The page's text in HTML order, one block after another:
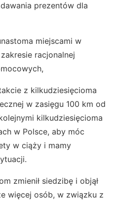
prezentów dla
miejscami w
racjonalnej
z kilkudziesięcioma
w zasięgu 100 km od
kilkudziesięcioma
w Polsce, aby móc
w ciąży i mamy
zmienił siedzibę i objął
więcej osób, w związku z